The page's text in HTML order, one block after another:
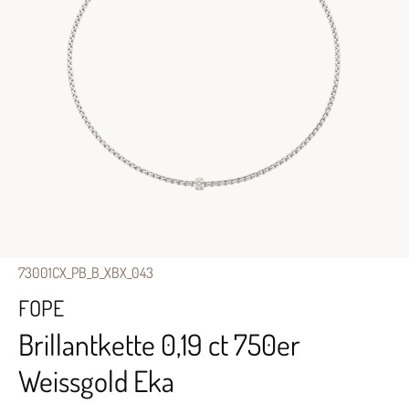
73001CX_PB_B_XBX_043
FOPE
Brillantkette 0,19 ct 750er
Weissgold Eka